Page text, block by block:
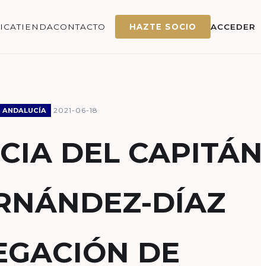
TIENDACONTACTO HAZTE SOCIO ACCEDER
ANDALUCÍA 2021-06-18
DEL CAPITÁN
DÍAZ
DE